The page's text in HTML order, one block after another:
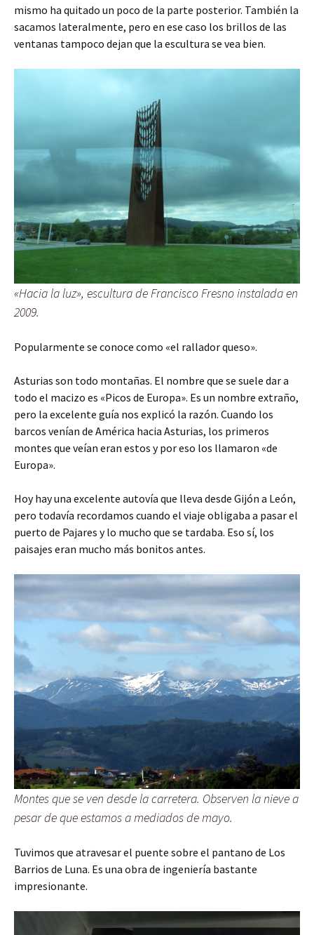
mismo ha quitado un poco de la parte posterior. También la
sacamos lateralmente, pero en ese caso los brillos de las
ventanas tampoco dejan que la escultura se vea bien.
«Hacia la luz», escultura de Francisco Fresno instalada en
2009.
Popularmente se conoce como «el rallador queso».
Asturias son todo montañas. El nombre que se suele dar a
todo el macizo es «Picos de Europa». Es un nombre extraño,
pero la excelente guía nos explicó la razón. Cuando los
barcos venían de América hacia Asturias, los primeros
montes que veían eran estos y por eso los llamaron «de
Europa».
Hoy hay una excelente autovía que lleva desde Gijón a León,
pero todavía recordamos cuando el viaje obligaba a pasar el
puerto de Pajares y lo mucho que se tardaba. Eso sí, los
paisajes eran mucho más bonitos antes.
Montes que se ven desde la carretera. Observen la nieve a
pesar de que estamos a mediados de mayo.
Tuvimos que atravesar el puente sobre el pantano de Los
Barrios de Luna. Es una obra de ingeniería bastante
impresionante.